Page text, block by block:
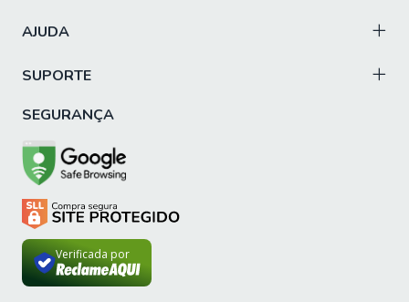
AJUDA
SUPORTE
SEGURANÇA
Verificada por